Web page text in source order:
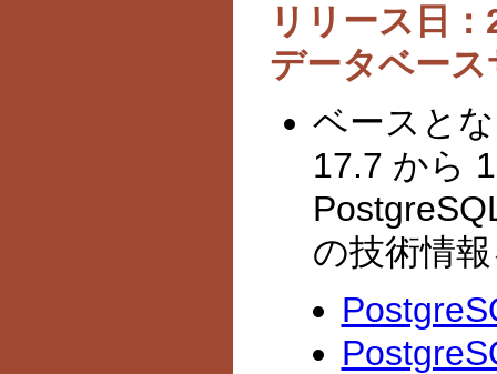
リリース日
データベース
ベースと
17.7 から
の技術情